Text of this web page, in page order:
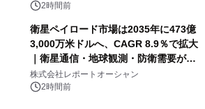
2時間前
衛星ペイロード市場は2035年に473億
3,000万米ドルへ、CAGR 8.9％で拡大
｜衛星通信・地球観測・防衛需要が牽
引する次世代宇宙産業の成長戦略
株式会社レポートオーシャン
2時間前